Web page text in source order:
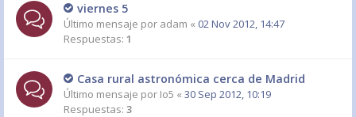
viernes 5
Último mensaje por adam « 02 Nov 2012, 14:47
Respuestas: 1
Casa rural astronómica cerca de Madrid
Último mensaje por Io5 « 30 Sep 2012, 10:19
Respuestas: 3